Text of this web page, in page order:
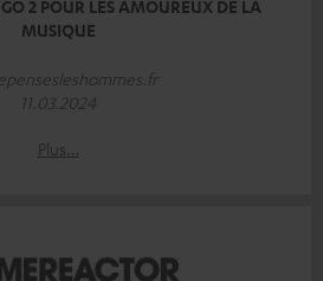
2 POUR LES AMOUREUX DE LA
MUSIQUE
11.03.2024
Plus…